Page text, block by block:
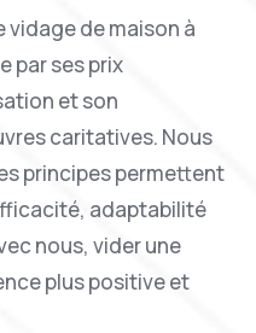
vidage de maison à
par ses prix
et son
caritatives. Nous
principes permettent
adaptabilité
nous, vider une
plus positive et